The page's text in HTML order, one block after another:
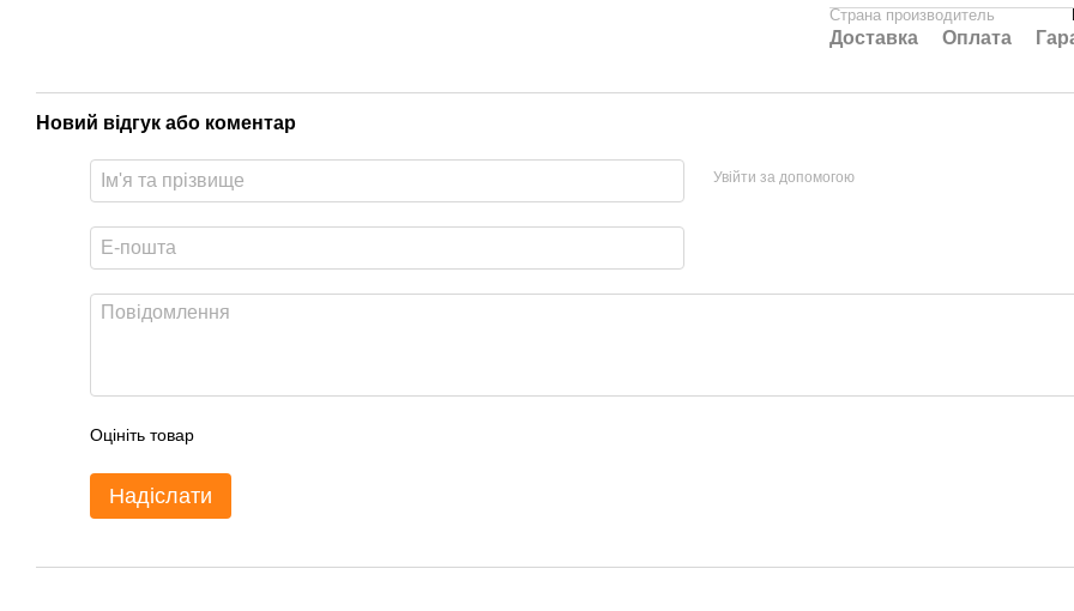
Страна производитель
Доставка Оплата
Новий відгук або коментар
Увійти за допомогою
Оцініть товар
Надіслати